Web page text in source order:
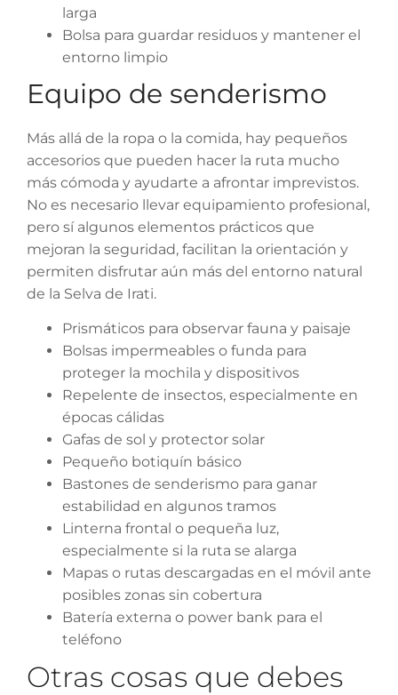
larga
Bolsa para guardar residuos y mantener el
entorno limpio
Equipo de senderismo
Más allá de la ropa o la comida, hay pequeños
accesorios que pueden hacer la ruta mucho
más cómoda y ayudarte a afrontar imprevistos.
No es necesario llevar equipamiento profesional,
pero sí algunos elementos prácticos que
mejoran la seguridad, facilitan la orientación y
permiten disfrutar aún más del entorno natural
de la Selva de Irati.
Prismáticos para observar fauna y paisaje
Bolsas impermeables o funda para
proteger la mochila y dispositivos
Repelente de insectos, especialmente en
épocas cálidas
Gafas de sol y protector solar
Pequeño botiquín básico
Bastones de senderismo para ganar
estabilidad en algunos tramos
Linterna frontal o pequeña luz,
especialmente si la ruta se alarga
Mapas o rutas descargadas en el móvil ante
posibles zonas sin cobertura
Batería externa o power bank para el
teléfono
Otras cosas que debes